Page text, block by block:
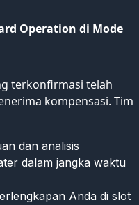
Operation di Mode
terkonfirmasi telah
kompensasi. Tim
dan analisis
dalam jangka waktu
Anda di slot